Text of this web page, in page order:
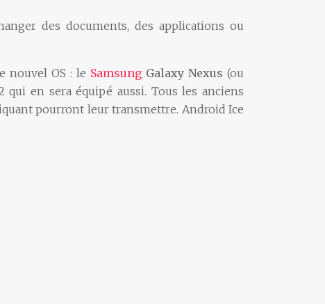
des documents, des applications ou
nouvel OS : le Samsung Galaxy Nexus(ou
qui en sera équipé aussi. Tous les anciens
pourront leur transmettre. Android Ice